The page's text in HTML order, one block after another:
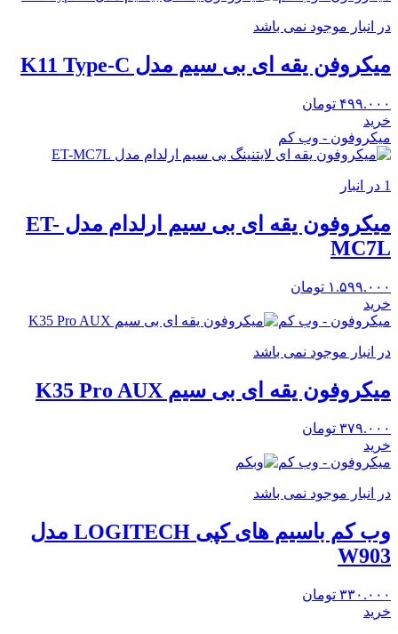
در انبار موجود نمی باشد
میکروفن یقه ای بی سیم مدل K11 Type-C
۴۹۹.۰۰۰ تومان
خرید
میکروفون - وب کم
1 در انبار
میکروفون یقه ای بی سیم ارلدام مدل ET-
MC7L
۱.۵۹۹.۰۰۰ تومان
خرید
میکروفون - وب کم
در انبار موجود نمی باشد
میکروفون یقه ای بی سیم K35 Pro AUX
۳۷۹.۰۰۰ تومان
خرید
میکروفون - وب کم
در انبار موجود نمی باشد
وب کم باسیم های کپی LOGITECH مدل
W903
۳۳۰.۰۰۰ تومان
خرید